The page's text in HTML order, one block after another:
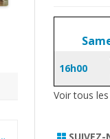
16h00
Voir tous